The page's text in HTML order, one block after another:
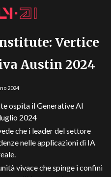
Vertice
Austin 2024
2024
ospita il Generative AI
2024
che i leader del settore
nelle applicazioni di IA
vivace che spinge i confini